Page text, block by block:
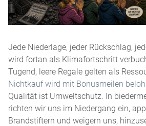
Jede Niederlage, jeder Rückschlag,
wird fortan als Klimafortschritt
Tugend, leere Regale gelten als
Nichtkauf wird mit Bonusmeilen
Qualität ist Umweltschutz. In
richten wir uns im Niedergang ein,
Brandstiftern und weigern uns,